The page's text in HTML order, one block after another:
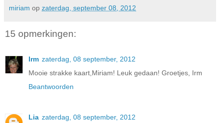
miriam op zaterdag, september 08, 2012
15 opmerkingen:
Irm zaterdag, 08 september, 2012
Mooie strakke kaart,Miriam! Leuk gedaan! Groetjes, Irm
Beantwoorden
Lia zaterdag, 08 september, 2012